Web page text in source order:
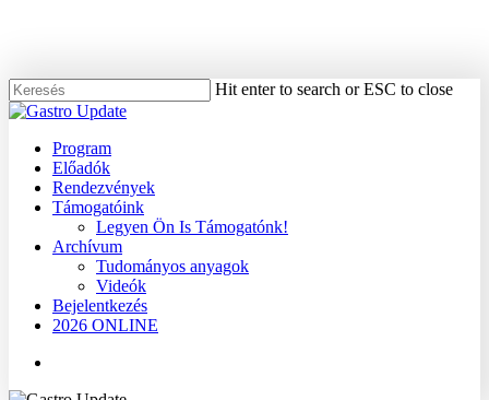
content
Hit enter to search or ESC to close
Close
Menu
Program
Előadók
Rendezvények
Támogatóink
Legyen Ön Is Támogatónk!
Archívum
Tudományos anyagok
Videók
Bejelentkezés
2026 ONLINE